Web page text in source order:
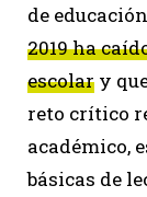
de
2019 ha
escolar y
reto crítico
académico,
básicas de